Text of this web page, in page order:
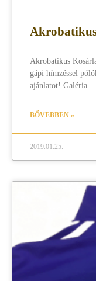
Akrobatikus
gápi hímzéssel
ajánlatot! Galéria
BŐVEBBEN »
2019.01.25.